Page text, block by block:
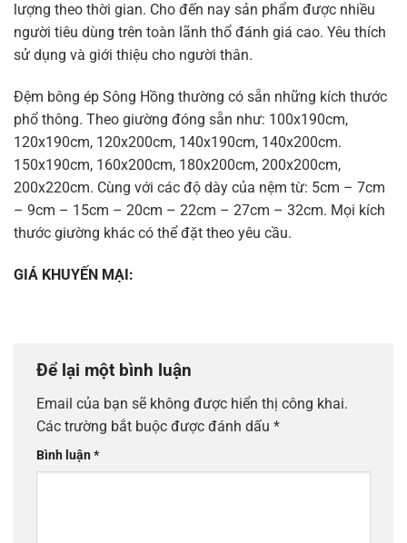
lượng theo thời gian. Cho đến nay sản phẩm được nhiều
người tiêu dùng trên toàn lãnh thổ đánh giá cao. Yêu thích
sử dụng và giới thiệu cho người thân.
Đệm bông ép Sông Hồng thường có sẵn những kích thước
phổ thông. Theo giường đóng sẵn như: 100x190cm,
120x190cm, 120x200cm, 140x190cm, 140x200cm.
150x190cm, 160x200cm, 180x200cm, 200x200cm,
200x220cm. Cùng với các độ dày của nệm từ: 5cm – 7cm
– 9cm – 15cm – 20cm – 22cm – 27cm – 32cm. Mọi kích
thước giường khác có thể đặt theo yêu cầu.
GIÁ KHUYẾN MẠI:
Để lại một bình luận
Email của bạn sẽ không được hiển thị công khai.
Các trường bắt buộc được đánh dấu *
Bình luận*